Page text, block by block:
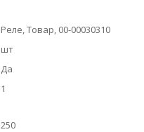
Реле, Товар, 00-00030310
шт
Да
1
250